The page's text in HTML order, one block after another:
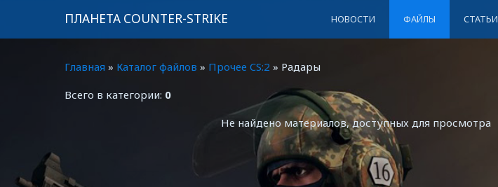
ПЛАНЕТА COUNTER-STRIKE НОВОСТИ ФАЙЛЫ СТАТЬИ
Главная » Каталог файлов » Прочее CS:2 » Радары
Всего в категории: 0
Не найдено материалов, доступных для просмотра